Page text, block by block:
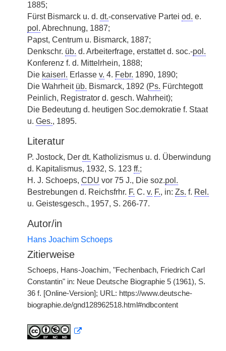
1885;
Fürst Bismarck u. d. dt.-conservative Partei od. e.
pol. Abrechnung, 1887;
Papst, Centrum u. Bismarck, 1887;
Denkschr. üb. d. Arbeiterfrage, erstattet d. soc.-pol.
Konferenz f. d. Mittelrhein, 1888;
Die kaiserl. Erlasse v. 4. Febr. 1890, 1890;
Die Wahrheit üb. Bismarck, 1892 (Ps. Fürchtegott
Peinlich, Registrator d. gesch. Wahrheit);
Die Bedeutung d. heutigen Soc.demokratie f. Staat
u. Ges., 1895.
Literatur
P. Jostock, Der dt. Katholizismus u. d. Überwindung
d. Kapitalismus, 1932, S. 123 ff.;
H. J. Schoeps, CDU vor 75 J., Die soz.pol.
Bestrebungen d. Reichsfrhr. F. C. v. F., in: Zs. f. Rel.
u. Geistesgesch., 1957, S. 266-77.
Autor/in
Hans Joachim Schoeps
Zitierweise
Schoeps, Hans-Joachim, "Fechenbach, Friedrich Carl
Constantin" in: Neue Deutsche Biographie 5 (1961), S.
36 f. [Online-Version]; URL: https://www.deutsche-
biographie.de/gnd128962518.html#ndbcontent